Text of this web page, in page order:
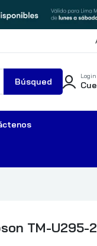
Búsqued
a
Login
TM-U295-